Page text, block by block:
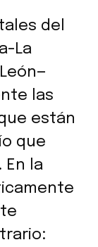
del
La
las
están
que
En la